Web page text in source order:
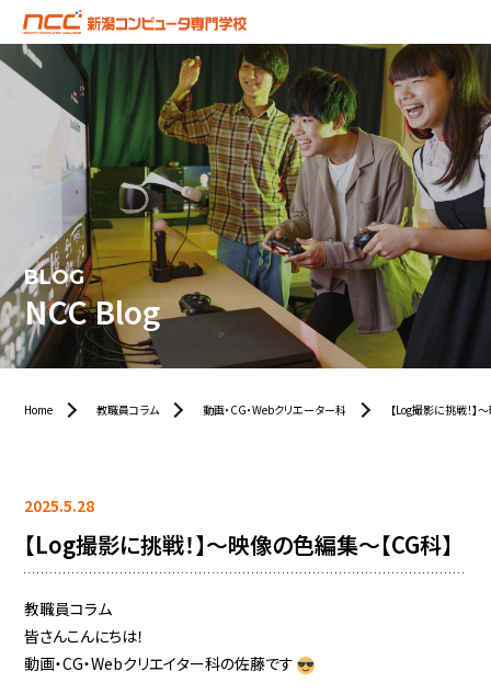
BLOG
NCC Blog
Home 教職員コラム 動画・CG・Webクリエーター科 【Log撮影に挑戦！】
2025.5.28
【Log撮影に挑戦！】～映像の色編集～【CG科】
教職員コラム
皆さんこんにちは！
動画・CG・Webクリエイター科の佐藤です